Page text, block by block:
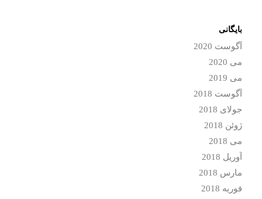
بایگانی
آگوست 2020
می 2020
می 2019
آگوست 2018
جولای 2018
ژوئن 2018
می 2018
آوریل 2018
مارس 2018
فوریه 2018